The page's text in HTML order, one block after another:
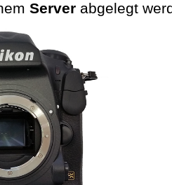
Server abgelegt